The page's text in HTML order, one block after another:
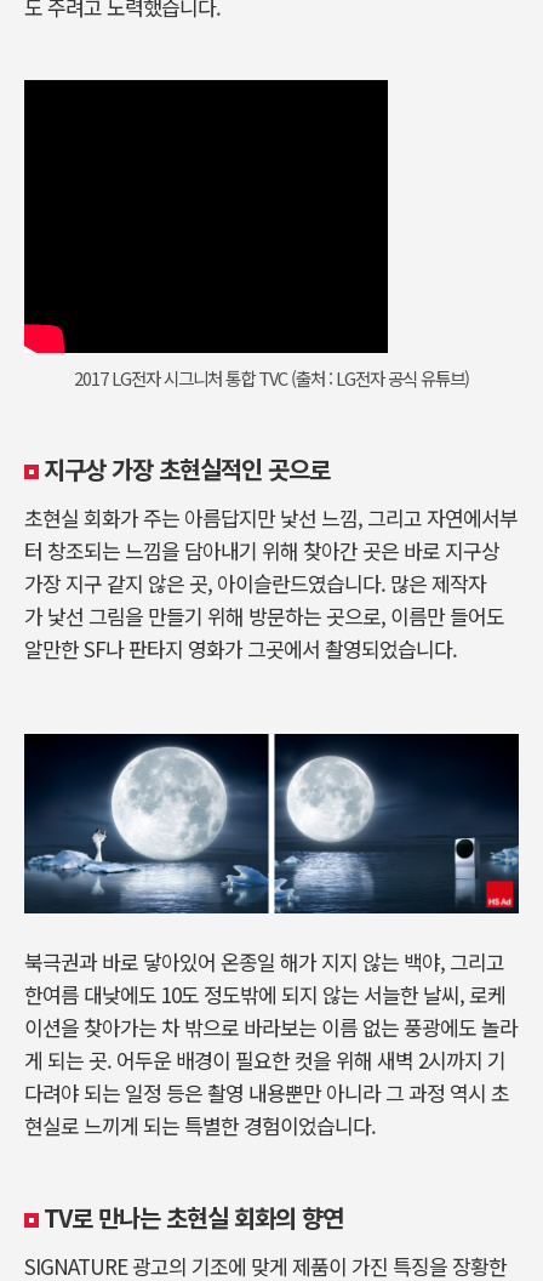
도 주려고 노력했습니다.
2017 LG전자 시그니처 통합 TVC (출처 : LG전자 공식 유튜브)
지구상 가장 초현실적인 곳으로
초현실 회화가 주는 아름답지만 낯선 느낌, 그리고 자연에서부
터 창조되는 느낌을 담아내기 위해 찾아간 곳은 바로 지구상
가장 지구 같지 않은 곳, 아이슬란드였습니다. 많은 제작자
가 낯선 그림을 만들기 위해 방문하는 곳으로, 이름만 들어도
알만한 SF나 판타지 영화가 그곳에서 촬영되었습니다.
북극권과 바로 닿아있어 온종일 해가 지지 않는 백야, 그리고
한여름 대낮에도 10도 정도밖에 되지 않는 서늘한 날씨, 로케
이션을 찾아가는 차 밖으로 바라보는 이름 없는 풍광에도 놀라
게 되는 곳. 어두운 배경이 필요한 컷을 위해 새벽 2시까지 기
다려야 되는 일정 등은 촬영 내용뿐만 아니라 그 과정 역시 초
현실로 느끼게 되는 특별한 경험이었습니다.
TV로 만나는 초현실 회화의 향연
SIGNATURE 광고의 기조에 맞게 제품이 가진 특징을 장황한